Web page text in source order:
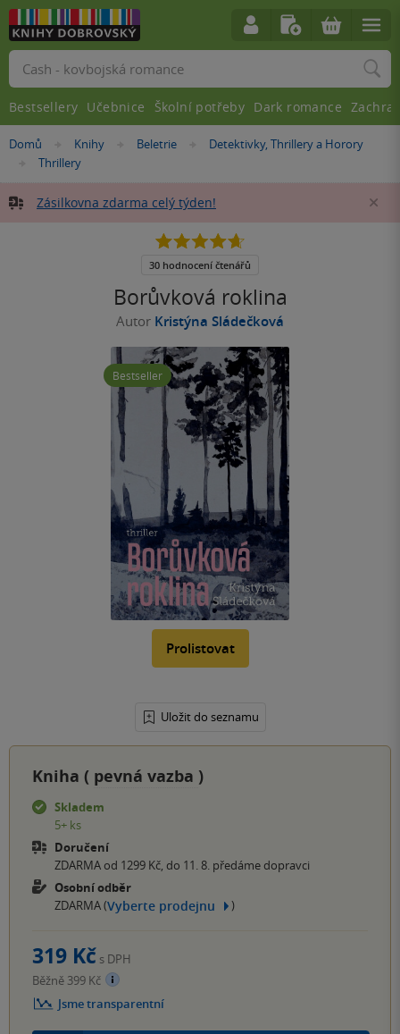
Nacházíte
Domů »Knihy »
Beletrie »
Detektivky, Thrillery a Horory
»
Thrillery
Zásilkovna zdarma celý týden!
Borůvková roklina
Autor Kristýna Sládečková
Bestseller
Prolistovat
Uložit do seznamu
4.7
5
30 hodnocení čtenářů
Kniha ( pevná vazba )
Skladem
5+ ks
Doručení
ZDARMA od 1299 Kč, do 11. 8. předáme dopravci
Osobní odběr
ZDARMA (Vyberte prodejnu )
319 Kč s DPH
Běžně 399 Kč
Jsme transparentní
Vyhledávání
Bestsellery Učebnice Školní potřeby Dark romance